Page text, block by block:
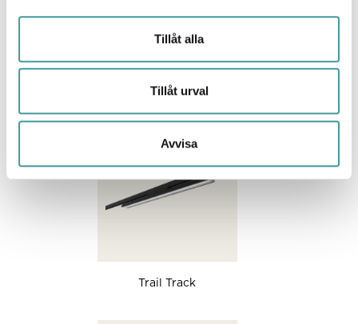
Tillåt alla
Tillåt urval
Avvisa
Rogga-serien
Trail Track